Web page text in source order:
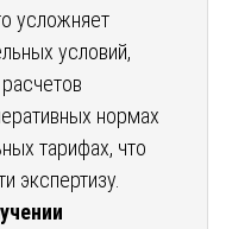
усложняет
условий,
нормах
тарифах, что
экспертизу.